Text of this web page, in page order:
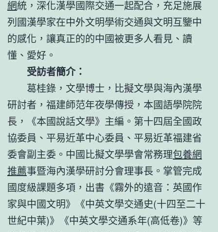
網統，深化漢學國際交通一起配合，充足施展
列國漢學家在中外文明學術交通與文明互鑒中
的感化，讓真正的的中國被更多人看見、讀
懂、愛好。
受訪者簡介：
葛桂錄，文學博士，比擬文學與海內漢學
研討者，福建師范年夜學傳授，本國語學院院
長，《本國說話文學》主編。第十四屆全國政
協委員、平易近革中心委員、平易近革福建省
委會副主委。中國比擬文學學會常務理包養網
推薦事暨海內漢學研討分會理事長。掌管完成
國度級課題多項，出書《霧外的遠音：英國作
家與中國文明》《中英文學交通史(十四至二十
世紀中葉)》《中英文學交通系年(高低卷)》等